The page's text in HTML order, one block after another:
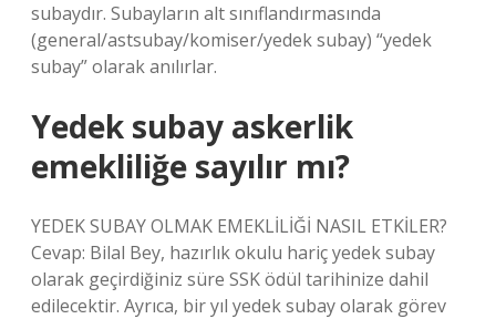
subaydır. Subayların alt sınıflandırmasında
(general/astsubay/komiser/yedek subay) “yedek
subay” olarak anılırlar.
Yedek subay askerlik
emekliliğe sayılır mı?
YEDEK SUBAY OLMAK EMEKLİLİĞİ NASIL ETKİLER?
Cevap: Bilal Bey, hazırlık okulu hariç yedek subay
olarak geçirdiğiniz süre SSK ödül tarihinize dahil
edilecektir. Ayrıca, bir yıl yedek subay olarak görev